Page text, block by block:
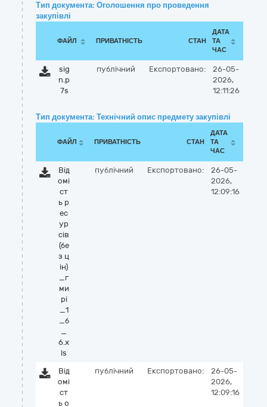
Тип документа: Оголошення про проведення
закупівлі
ФАЙЛ ПРИВАТНІСТЬ СТАН
ДАТА
ТА
ЧАС
sig
n.p
7s
публічний Експортовано:
26-05-
2026,
12:11:26
Тип документа: Технічний опис предмету закупівлі
ФАЙЛ ПРИВАТНІСТЬ СТАН
ДАТА
ТА
ЧАС
Від
омі
ст
ь р
ес
ур
сів
(бе
з ц
ін)
_г
ми
рі
_1
_б
_
6.x
ls
публічний Експортовано:
26-05-
2026,
12:09:16
Від
омі
ст
ь о
публічний Експортовано:
26-05-
2026,
12:09:16